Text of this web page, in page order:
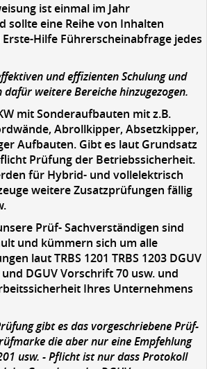
ist einmal im Jahr
sollte eine Reihe von Inhalten
Hilfe Führerscheinabfrage jedes
und effizienten Schulung und
dafür weitere Bereiche hinzugezogen.
mit Sonderaufbauten mit z.B.
Abrollkipper, Absetzkipper,
Aufbauten. Gibt es laut Grundsatz
Prüfung der Betriebssicherheit.
für Hybrid- und vollelektrisch
weitere Zusatzprüfungen fällig
Prüf- Sachverständigen sind
und kümmern sich um alle
laut TRBS 1201 TRBS 1203 DGUV
DGUV Vorschrift 70 usw. und
Ihres Unternehmens
gibt es das vorgeschriebene Prüf-
die aber nur eine Empfehlung
usw. - Pflicht ist nur dass Protokoll